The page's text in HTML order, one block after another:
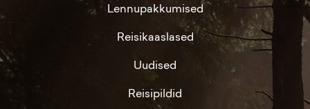
Lennupakkumised
Reisikaaslased
Uudised
Reisipildid